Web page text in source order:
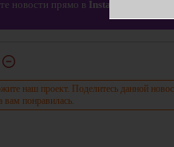
новости прямо в Instagram
наш проект. Поделитесь данной
вам понравилась.